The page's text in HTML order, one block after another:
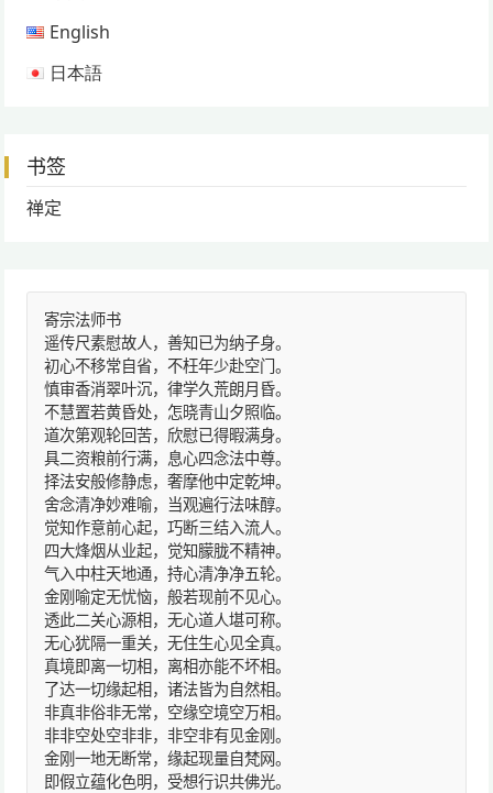
English
日本語
书签
禅定
寄宗法师书
遥传尺素慰故人，善知已为纳子身。
初心不移常自省，不枉年少赴空门。
慎审香消翠叶沉，律学久荒朗月昏。
不慧置若黄昏处，怎晓青山夕照临。
道次第观轮回苦，欣慰已得暇满身。
具二资粮前行满，息心四念法中尊。
择法安般修静虑，奢摩他中定乾坤。
舍念清净妙难喻，当观遍行法味醇。
觉知作意前心起，巧断三结入流人。
四大烽烟从业起，觉知朦胧不精神。
气入中柱天地通，持心清净净五轮。
金刚喻定无忧恼，般若现前不见心。
透此二关心源相，无心道人堪可称。
无心犹隔一重关，无住生心见全真。
真境即离一切相，离相亦能不坏相。
了达一切缘起相，诸法皆为自然相。
非真非俗非无常，空缘空境空万相。
非非空处空非非，非空非有见金刚。
金刚一地无断常，缘起现量自梵网。
即假立蕴化色明，受想行识共佛光。